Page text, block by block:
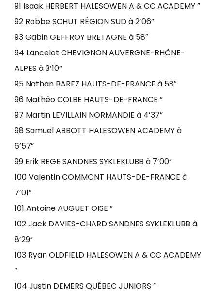
91 Isaak HERBERT HALESOWEN A & CC ACADEMY ”
92 Robbe SCHUT RÉGION SUD à 2’06”
93 Gabin GEFFROY BRETAGNE à 58″
94 Lancelot CHEVIGNON AUVERGNE-RHÔNE-
ALPES à 3’10”
95 Nathan BAREZ HAUTS-DE-FRANCE à 58″
96 Mathéo COLBE HAUTS-DE-FRANCE ”
97 Martin LEVILLAIN NORMANDIE à 4’37”
98 Samuel ABBOTT HALESOWEN ACADEMY à
6’57”
99 Erik REGE SANDNES SYKLEKLUBB à 7’00”
100 Valentin COMMONT HAUTS-DE-FRANCE à
7’01”
101 Antoine AUGUET OISE ”
102 Jack DAVIES-CHARD SANDNES SYKLEKLUBB à
8’29”
103 Ryan OLDFIELD HALESOWEN A & CC ACADEMY
”
104 Justin DEMERS QUÉBEC JUNIORS ”